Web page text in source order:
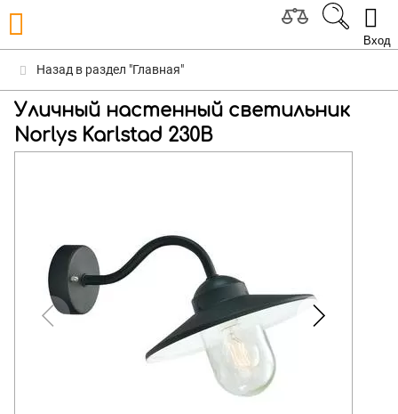
Вход
Назад в раздел "Главная"
Уличный настенный светильник
Norlys Karlstad 230B